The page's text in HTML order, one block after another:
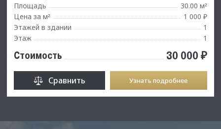
Площадь
30.00 м²
Цена за м²
1 000 ₽
Этажей в здании
1
Этаж
1
Стоимость 30 000 ₽
Сравнить Узнать подробнее